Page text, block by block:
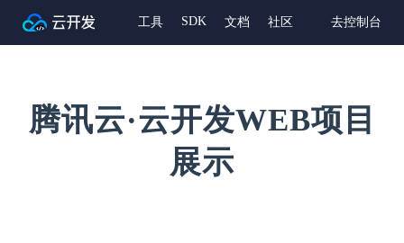
工具 SDK 文档 社区 去控制台
腾讯云·云开发WEB项目
展示